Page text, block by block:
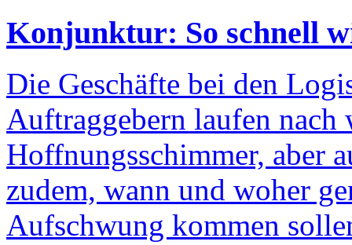
Konjunktur: So schnell
Die Geschäfte bei den
Auftraggebern laufen
Hoffnungsschimmer, aber
zudem, wann und woher
Aufschwung kommen